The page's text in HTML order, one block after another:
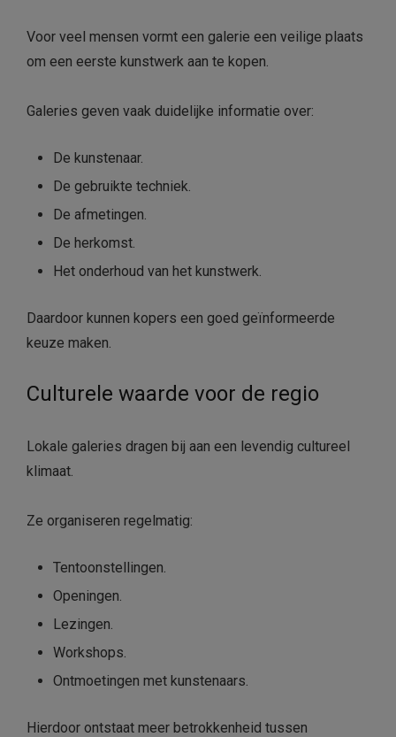
Voor veel mensen vormt een galerie een veilige plaats
om een eerste kunstwerk aan te kopen.
Galeries geven vaak duidelijke informatie over:
De kunstenaar.
De gebruikte techniek.
De afmetingen.
De herkomst.
Het onderhoud van het kunstwerk.
Daardoor kunnen kopers een goed geïnformeerde
keuze maken.
Culturele waarde voor de regio
Lokale galeries dragen bij aan een levendig cultureel
klimaat.
Ze organiseren regelmatig:
Tentoonstellingen.
Openingen.
Lezingen.
Workshops.
Ontmoetingen met kunstenaars.
Hierdoor ontstaat meer betrokkenheid tussen